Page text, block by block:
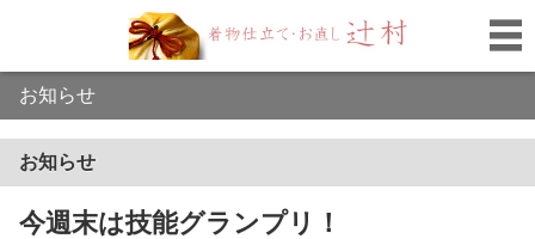
お知らせ
お知らせ
今週末は技能グランプリ！